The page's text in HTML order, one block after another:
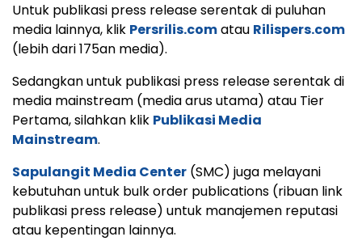
Untuk publikasi press release serentak di puluhan
media lainnya, klik Persrilis.comatau Rilispers.com
(lebih dari 175an media).
Sedangkan untuk publikasi press release serentak di
media mainstream (media arus utama) atau Tier
Pertama, silahkan klik Publikasi Media
Mainstream.
Sapulangit Media Center (SMC) juga melayani
kebutuhan untuk bulk order publications (ribuan link
publikasi press release) untuk manajemen reputasi
atau kepentingan lainnya.